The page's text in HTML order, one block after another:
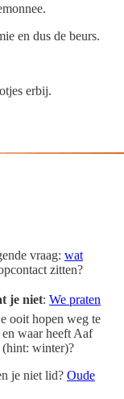
en dus de beurs.
erbij.
vraag: wat
zitten?
je niet: We praten
ooit hopen weg te
en waar heeft Aaf
(hint: winter)?
je niet lid? Oude